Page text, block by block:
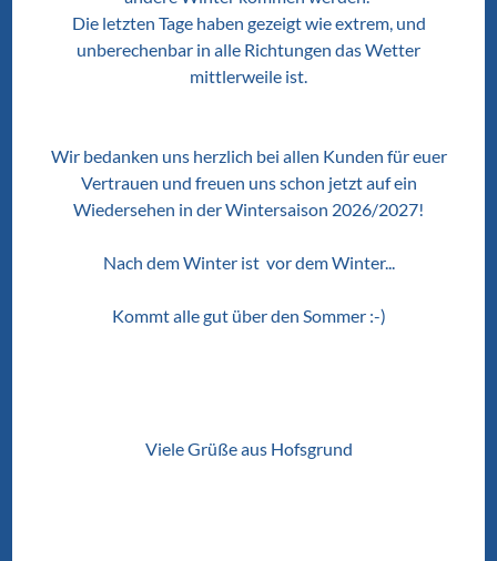
Die letzten Tage haben gezeigt wie extrem, und
unberechenbar in alle Richtungen das Wetter
mittlerweile ist.
Wir bedanken uns herzlich bei allen Kunden für euer
Vertrauen und freuen uns schon jetzt auf ein
Wiedersehen in der Wintersaison 2026/2027!
Nach dem Winter ist vor dem Winter...
Kommt alle gut über den Sommer :-)
Viele Grüße aus Hofsgrund